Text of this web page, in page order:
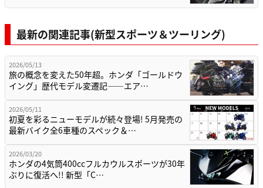
最新の関連記事(新型スポーツ＆ツーリング)
2026/05/13
旅の概念を変えた50年超。ホンダ「ゴールドウ
イング」歴代モデル変遷記——エア…
2026/05/11
初夏を彩るニューモデルが続々登場! 5月発売の
最新バイク全6車種のスペック＆…
2026/03/20
ホンダの4気筒400ccフルカウルスポーツが30年
ぶりに復活へ!! 新型「C…